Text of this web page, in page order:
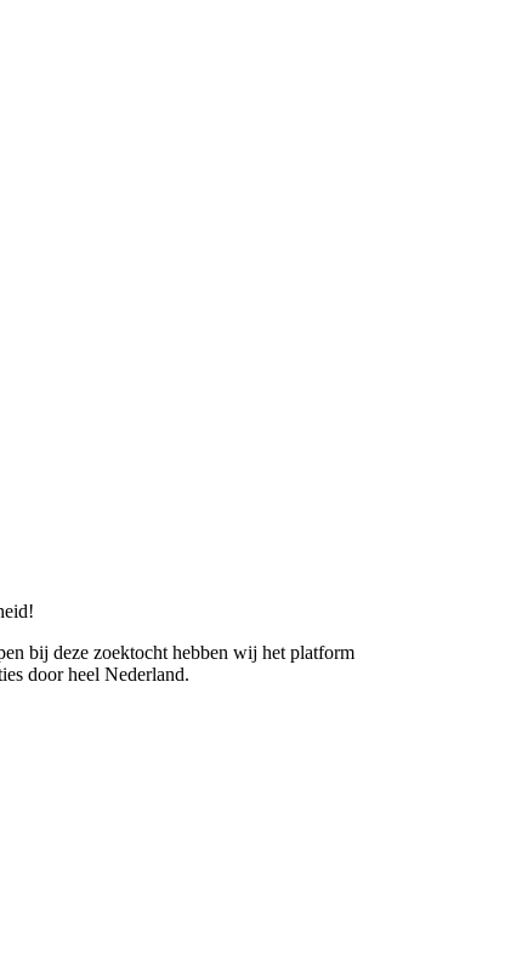
bij deze zoektocht hebben wij het platform
door heel Nederland.